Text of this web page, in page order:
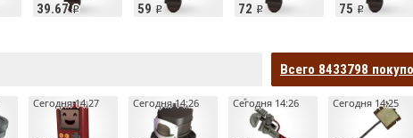
39.67 59 72 75
Всего 8433798
Сегодня 14:27 Сегодня 14:26 Сегодня 14:26 Сегодня 14:25